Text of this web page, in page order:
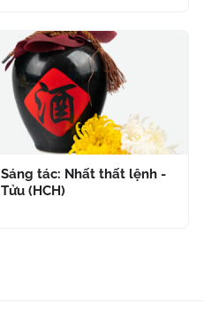
Sáng tác: Nhất thất lệnh -
Tửu (HCH)